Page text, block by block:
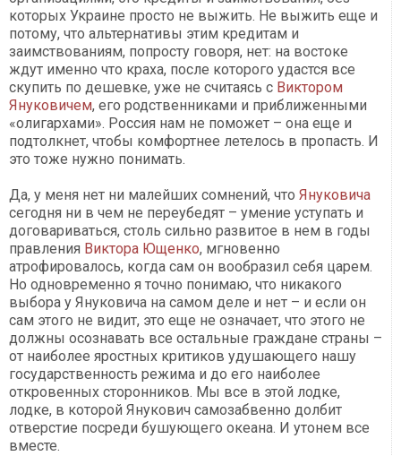
которых Украине просто не выжить. Не выжить еще и
потому, что альтернативы этим кредитам и
заимствованиям, попросту говоря, нет: на востоке
ждут именно что краха, после которого удастся все
скупить по дешевке, уже не считаясь с Виктором
Януковичем, его родственниками и приближенными
«олигархами». Россия нам не поможет – она еще и
подтолкнет, чтобы комфортнее летелось в пропасть. И
это тоже нужно понимать.
Да, у меня нет ни малейших сомнений, что Януковича
сегодня ни в чем не переубедят – умение уступать и
договариваться, столь сильно развитое в нем в годы
правления Виктора Ющенко, мгновенно
атрофировалось, когда сам он вообразил себя царем.
Но одновременно я точно понимаю, что никакого
выбора у Януковича на самом деле и нет – и если он
сам этого не видит, это еще не означает, что этого не
должны осознавать все остальные граждане страны –
от наиболее яростных критиков удушающего нашу
государственность режима и до его наиболее
откровенных сторонников. Мы все в этой лодке,
лодке, в которой Янукович самозабвенно долбит
отверстие посреди бушующего океана. И утонем все
вместе.